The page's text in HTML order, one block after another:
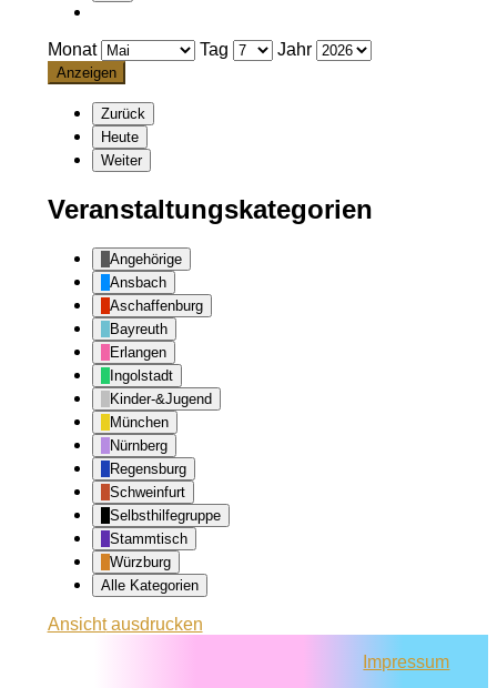
Monat Tag Jahr
Zurück
Heute
Weiter
Veranstaltungskategorien
Angehörige
Ansbach
Aschaffenburg
Bayreuth
Erlangen
Ingolstadt
Kinder-&Jugend
München
Nürnberg
Regensburg
Schweinfurt
Selbsthilfegruppe
Stammtisch
Würzburg
Alle Kategorien
Ansichtausdrucken
Impressum